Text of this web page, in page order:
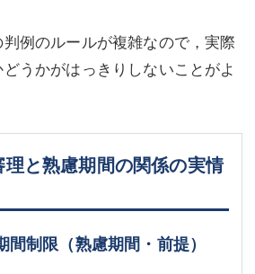
例のルールが複雑なので，実際
うかがはっきりしないことがよ
理と熟慮期間の関係の実情
制限（熟慮期間・前提）